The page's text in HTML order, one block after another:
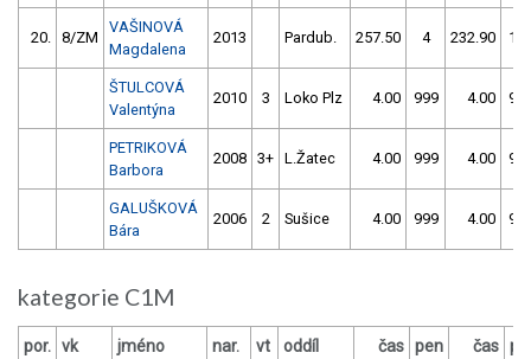
20. 8/ZM
VAŠINOVÁ
Magdalena
2013 Pardub. 257.50 4 232.90
ŠTULCOVÁ
Valentýna
2010 3 Loko Plz 4.00 999 4.00
PETRIKOVÁ
Barbora
2008 3+ L.Žatec 4.00 999 4.00
GALUŠKOVÁ
Bára
2006 2 Sušice 4.00 999 4.00
kategorie C1M
por. vk jméno nar. vt oddíl čas pen čas